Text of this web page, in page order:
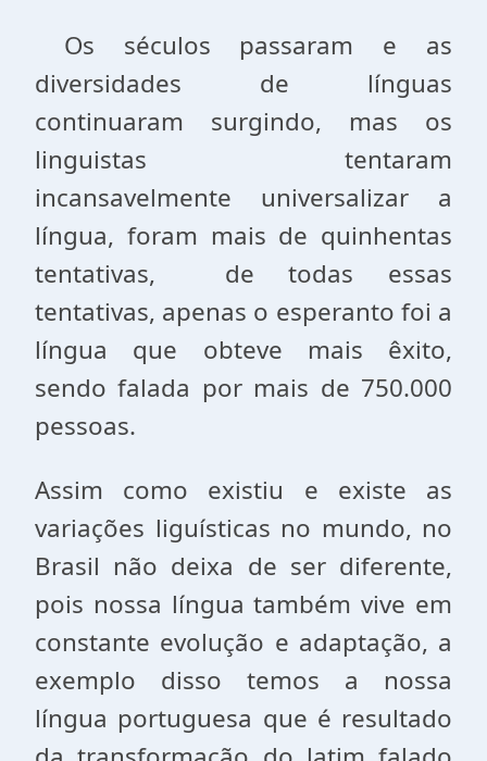
Os séculos passaram e as
diversidades de línguas
continuaram surgindo, mas os
linguistas tentaram
incansavelmente universalizar a
língua, foram mais de quinhentas
tentativas, de todas essas
tentativas, apenas o esperanto foi a
língua que obteve mais êxito,
sendo falada por mais de 750.000
pessoas.
Assim como existiu e existe as
variações liguísticas no mundo, no
Brasil não deixa de ser diferente,
pois nossa língua também vive em
constante evolução e adaptação, a
exemplo disso temos a nossa
língua portuguesa que é resultado